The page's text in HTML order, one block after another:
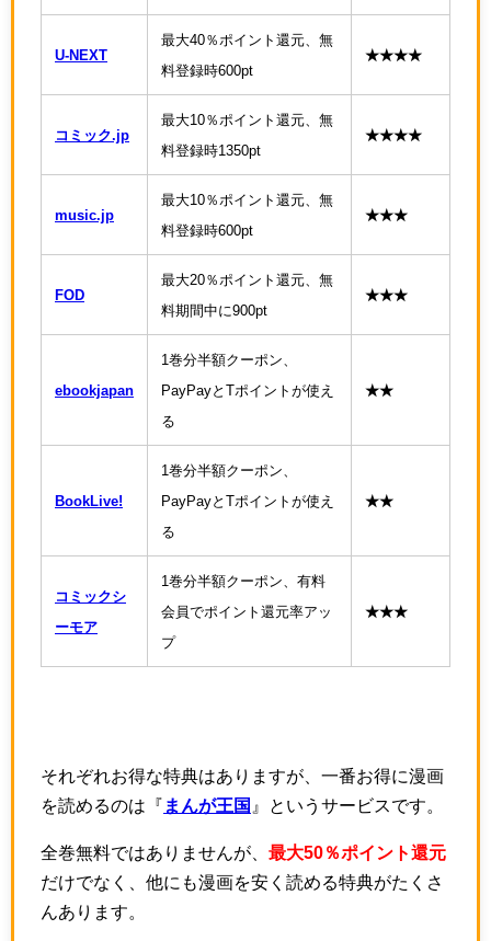
U-NEXT
最大40％ポイント還元、無
料登録時600pt
★★★★
コミック.jp
最大10％ポイント還元、無
料登録時1350pt
★★★★
music.jp
最大10％ポイント還元、無
料登録時600pt
★★★
FOD
最大20％ポイント還元、無
料期間中に900pt
★★★
ebookjapan
1巻分半額クーポン、
PayPayとTポイントが使え
る
★★
BookLive!
1巻分半額クーポン、
PayPayとTポイントが使え
る
★★
コミックシ
ーモア
1巻分半額クーポン、有料
会員でポイント還元率アッ
プ
★★★
それぞれお得な特典はありますが、一番お得に漫画
を読めるのは『 まんが王国 』というサービスです。
全巻無料ではありませんが、 最大50％ポイント還元
だけでなく、他にも漫画を安く読める特典がたくさ
んあります。